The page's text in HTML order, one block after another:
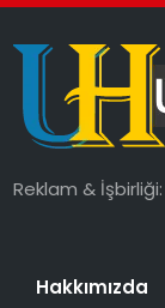
MAGAZIN
YAŞAM
Reklam &
Hakkımızda